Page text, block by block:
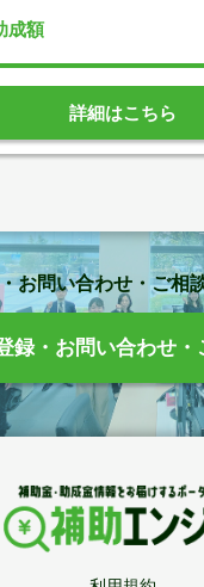
成額
詳細はこちら
お問い合わせ・ご相
録・お問い合わせ・